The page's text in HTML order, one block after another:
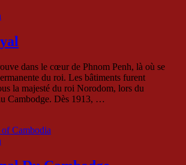
dans le cœur de Phnom Penh, là où se
du roi. Les bâtiments furent
la majesté du roi Norodom, lors du
Cambodge. Dès 1913, …